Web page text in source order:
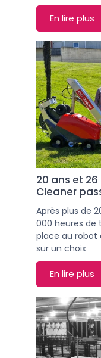
En lire plus
20 ans et
Cleaner
Après plus de
000 heures de
place au robot
sur un choix
En lire plus